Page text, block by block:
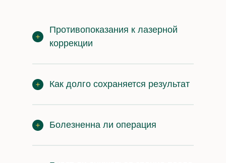
Противопоказания к лазерной
коррекции
Как долго сохраняется результат
Болезненна ли операция